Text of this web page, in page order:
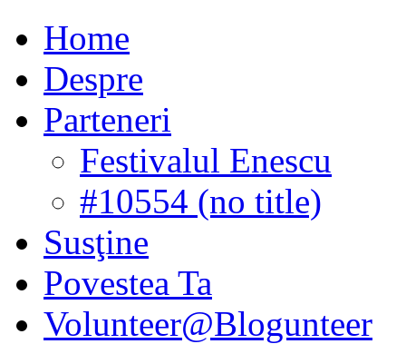
Home
Despre
Parteneri
Festivalul Enescu
#10554 (no title)
Susţine
Povestea Ta
Volunteer@Blogunteer